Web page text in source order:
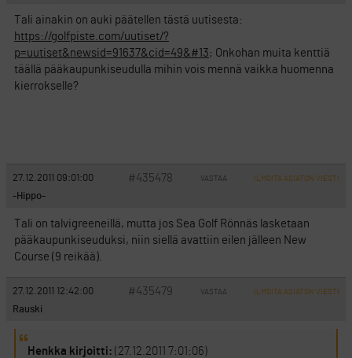
Tali ainakin on auki päätellen tästä uutisesta:
https://golfpiste.com/uutiset/?
p=uutiset&newsid=91637&cid=49&#13 ; Onkohan muita kenttiä
täällä pääkaupunkiseudulla mihin vois mennä vaikka huomenna
kierrokselle?
27.12.2011 09:01:00 #435478 VASTAA ILMOITA ASIATON VIESTI
-Hippo-
Tali on talvigreeneillä, mutta jos Sea Golf Rönnäs lasketaan
pääkaupunkiseuduksi, niin siellä avattiin eilen jälleen New
Course (9 reikää).
27.12.2011 12:42:00 #435479 VASTAA ILMOITA ASIATON VIESTI
Rauski
Henkka kirjoitti: (27.12.2011 7:01:06)